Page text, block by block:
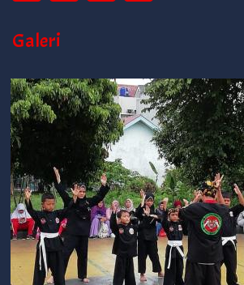
Galeri